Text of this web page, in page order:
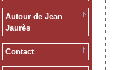
Autour de Jean
Jaurès
Contact